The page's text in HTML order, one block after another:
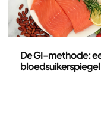
De GI-methode:
bloedsuikerspiegel